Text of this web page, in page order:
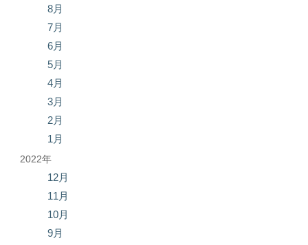
8月
7月
6月
5月
4月
3月
2月
1月
2022年
12月
11月
10月
9月